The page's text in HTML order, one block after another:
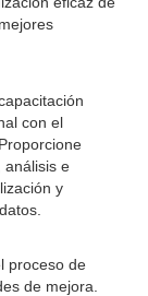
con el
análisis e
y
proceso de
de mejora.